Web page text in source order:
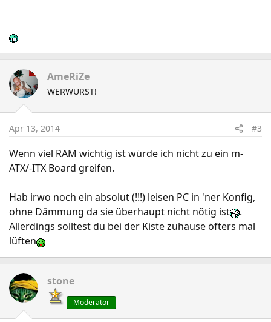
AmeRiZe
WERWURST!
Apr 13, 2014 #3
Wenn viel RAM wichtig ist würde ich nicht zu ein m-
ATX/-ITX Board greifen.
Hab irwo noch ein absolut (!!!) leisen PC in 'ner Konfig,
ohne Dämmung da sie überhaupt nicht nötig ist
.
Allerdings solltest du bei der Kiste zuhause öfters mal
lüften
stone
Moderator